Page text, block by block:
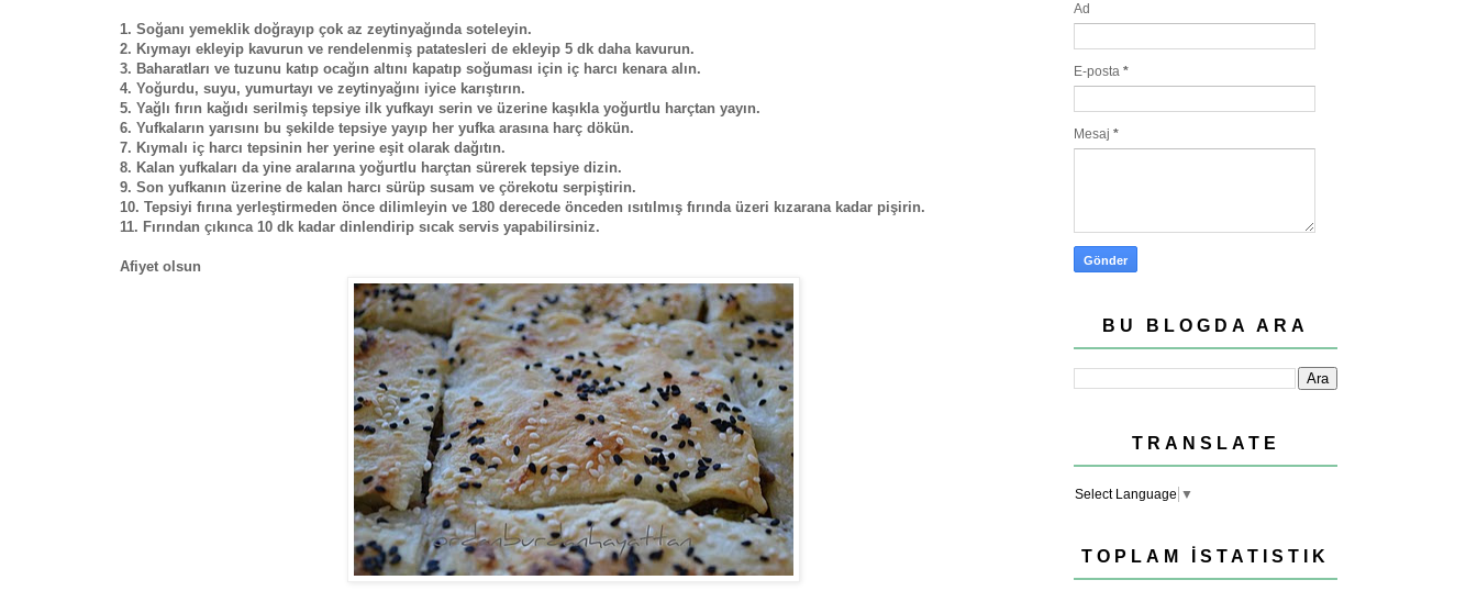
1. Soğanı yemeklik doğrayıp çok az zeytinyağında soteleyin.
2. Kıymayı ekleyip kavurun ve rendelenmiş patatesleri de ekleyip 5 dk daha kavurun.
3. Baharatları ve tuzunu katıp ocağın altını kapatıp soğuması için iç harcı kenara alın.
4. Yoğurdu, suyu, yumurtayı ve zeytinyağını iyice karıştırın.
5. Yağlı fırın kağıdı serilmiş tepsiye ilk yufkayı serin ve üzerine kaşıkla yoğurtlu harçtan yayın.
6. Yufkaların yarısını bu şekilde tepsiye yayıp her yufka arasına harç dökün.
7. Kıymalı iç harcı tepsinin her yerine eşit olarak dağıtın.
8. Kalan yufkaları da yine aralarına yoğurtlu harçtan sürerek tepsiye dizin.
9. Son yufkanın üzerine de kalan harcı sürüp susam ve çörekotu serpiştirin.
10. Tepsiyi fırına yerleştirmeden önce dilimleyin ve 180 derecede önceden ısıtılmış fırında üzeri kızarana kadar pişirin.
11. Fırından çıkınca 10 dk kadar dinlendirip sıcak servis yapabilirsiniz.
Afiyet olsun
Ad
E-posta *
Mesaj *
BU BLOGDA ARA
TRANSLATE
Select Language ▼
TOPLAM İSTATISTIK